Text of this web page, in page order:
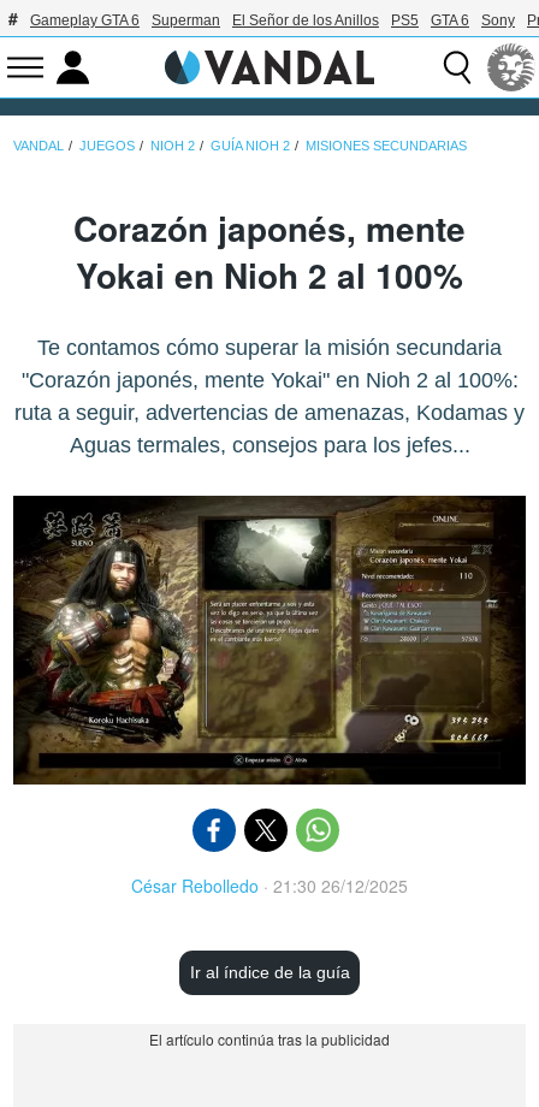
Gameplay GTA 6 Superman El Señor de los Anillos PS5 GTA 6 Sony
VANDAL JUEGOS NIOH 2 GUÍA NIOH 2 MISIONES SECUNDARIAS
Corazón japonés, mente
Yokai en Nioh 2 al 100%
Te contamos cómo superar la misión secundaria
"Corazón japonés, mente Yokai" en Nioh 2 al 100%:
ruta a seguir, advertencias de amenazas, Kodamas y
Aguas termales, consejos para los jefes...
César Rebolledo · 21:30 26/12/2025
Ir al índice de la guía